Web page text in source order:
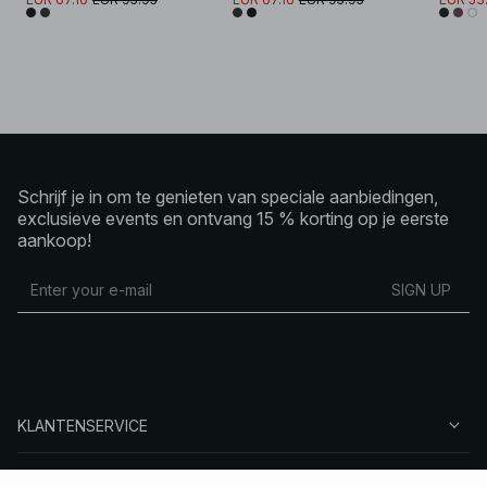
Schrijf je in om te genieten van speciale aanbiedingen,
exclusieve events en ontvang 15 % korting op je eerste
aankoop!
SIGN UP
KLANTENSERVICE